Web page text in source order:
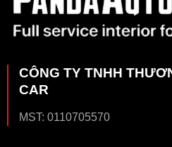
CÔNG TY TNHH
CAR
MST: 0110705570